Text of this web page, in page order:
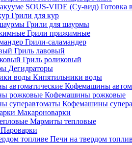
Готовка
Грили для кур
Грили для шаурмы
Грили прижимные
Грили-саламандер
Гриль лавовый
Гриль роликовый
Дегидраторы
Кипятильники воды
Кофемашины
Кофемашины рожковые
Кофемашины
Макароноварки
Мармиты тепловые
Пароварки
Печи на твердом